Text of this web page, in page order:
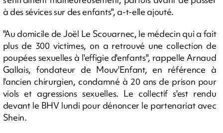
à des sévices sur des enfants", a-t-elle ajouté.
"Au domicile de Joël Le Scouarnec, le médecin qui a fait
plus de 300 victimes, on a retrouvé une collection de
poupées sexuelles à l'effigie d'enfants", rappelle Arnaud
Gallais, fondateur de Mouv'Enfant, en référence à
l'ancien chirurgien, condamné à 20 ans de prison pour
viols et agressions sexuelles. Le collectif s'est rendu
devant le BHV lundi pour dénoncer le partenariat avec
Shein.